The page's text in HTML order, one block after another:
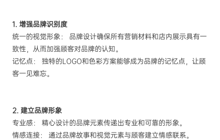
1. 增强品牌识别度
统一的视觉形象： 品牌设计确保所有营销材料和店内展示具有一
致性，从而加强顾客对品牌的认知。
记忆点： 独特的LOGO和色彩方案能够成为品牌的记忆点，让顾
客一见难忘。
2. 建立品牌形象
专业感： 精心设计的品牌元素传递出专业和可靠的形象。
情感连接： 通过品牌故事和视觉元素与顾客建立情感联系。